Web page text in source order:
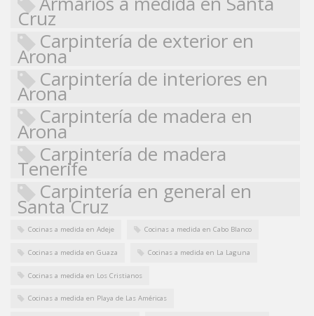
Cruz
Carpintería de exterior en
Arona
Carpintería de interiores en
Arona
Carpintería de madera en
Arona
Carpintería de madera
Tenerife
Carpintería en general en
Santa Cruz
Cocinas a medida en Adeje Cocinas a medida en Cabo Blanco
Cocinas a medida en Guaza Cocinas a medida en La Laguna
Cocinas a medida en Los Cristianos
Cocinas a medida en Playa de Las Américas